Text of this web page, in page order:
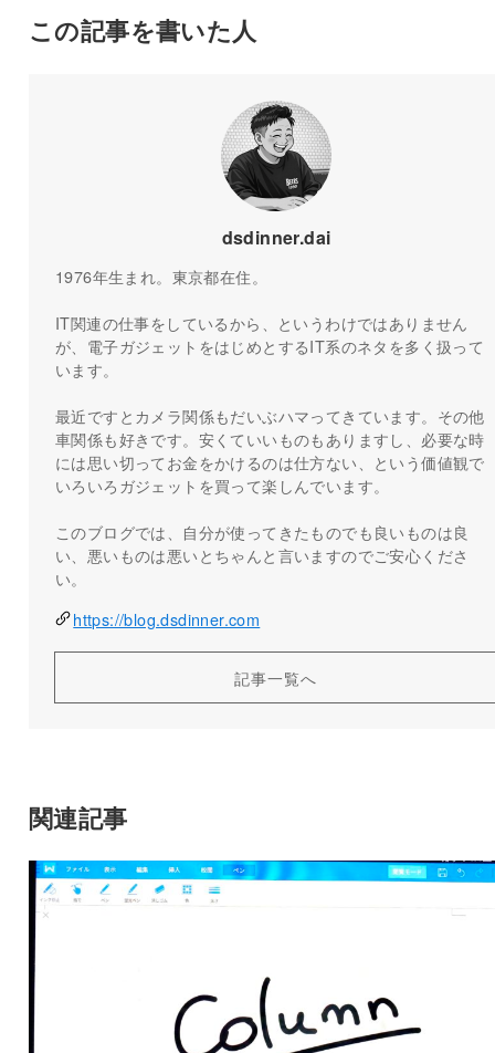
この記事を書いた人
dsdinner.dai
1976年生まれ。東京都在住。
IT関連の仕事をしているから、というわけではありません
が、電子ガジェットをはじめとするIT系のネタを多く扱って
います。
最近ですとカメラ関係もだいぶハマってきています。その他
車関係も好きです。安くていいものもありますし、必要な時
には思い切ってお金をかけるのは仕方ない、という価値観で
いろいろガジェットを買って楽しんでいます。
このブログでは、自分が使ってきたものでも良いものは良
い、悪いものは悪いとちゃんと言いますのでご安心くださ
い。
https://blog.dsdinner.com
記事一覧へ
関連記事